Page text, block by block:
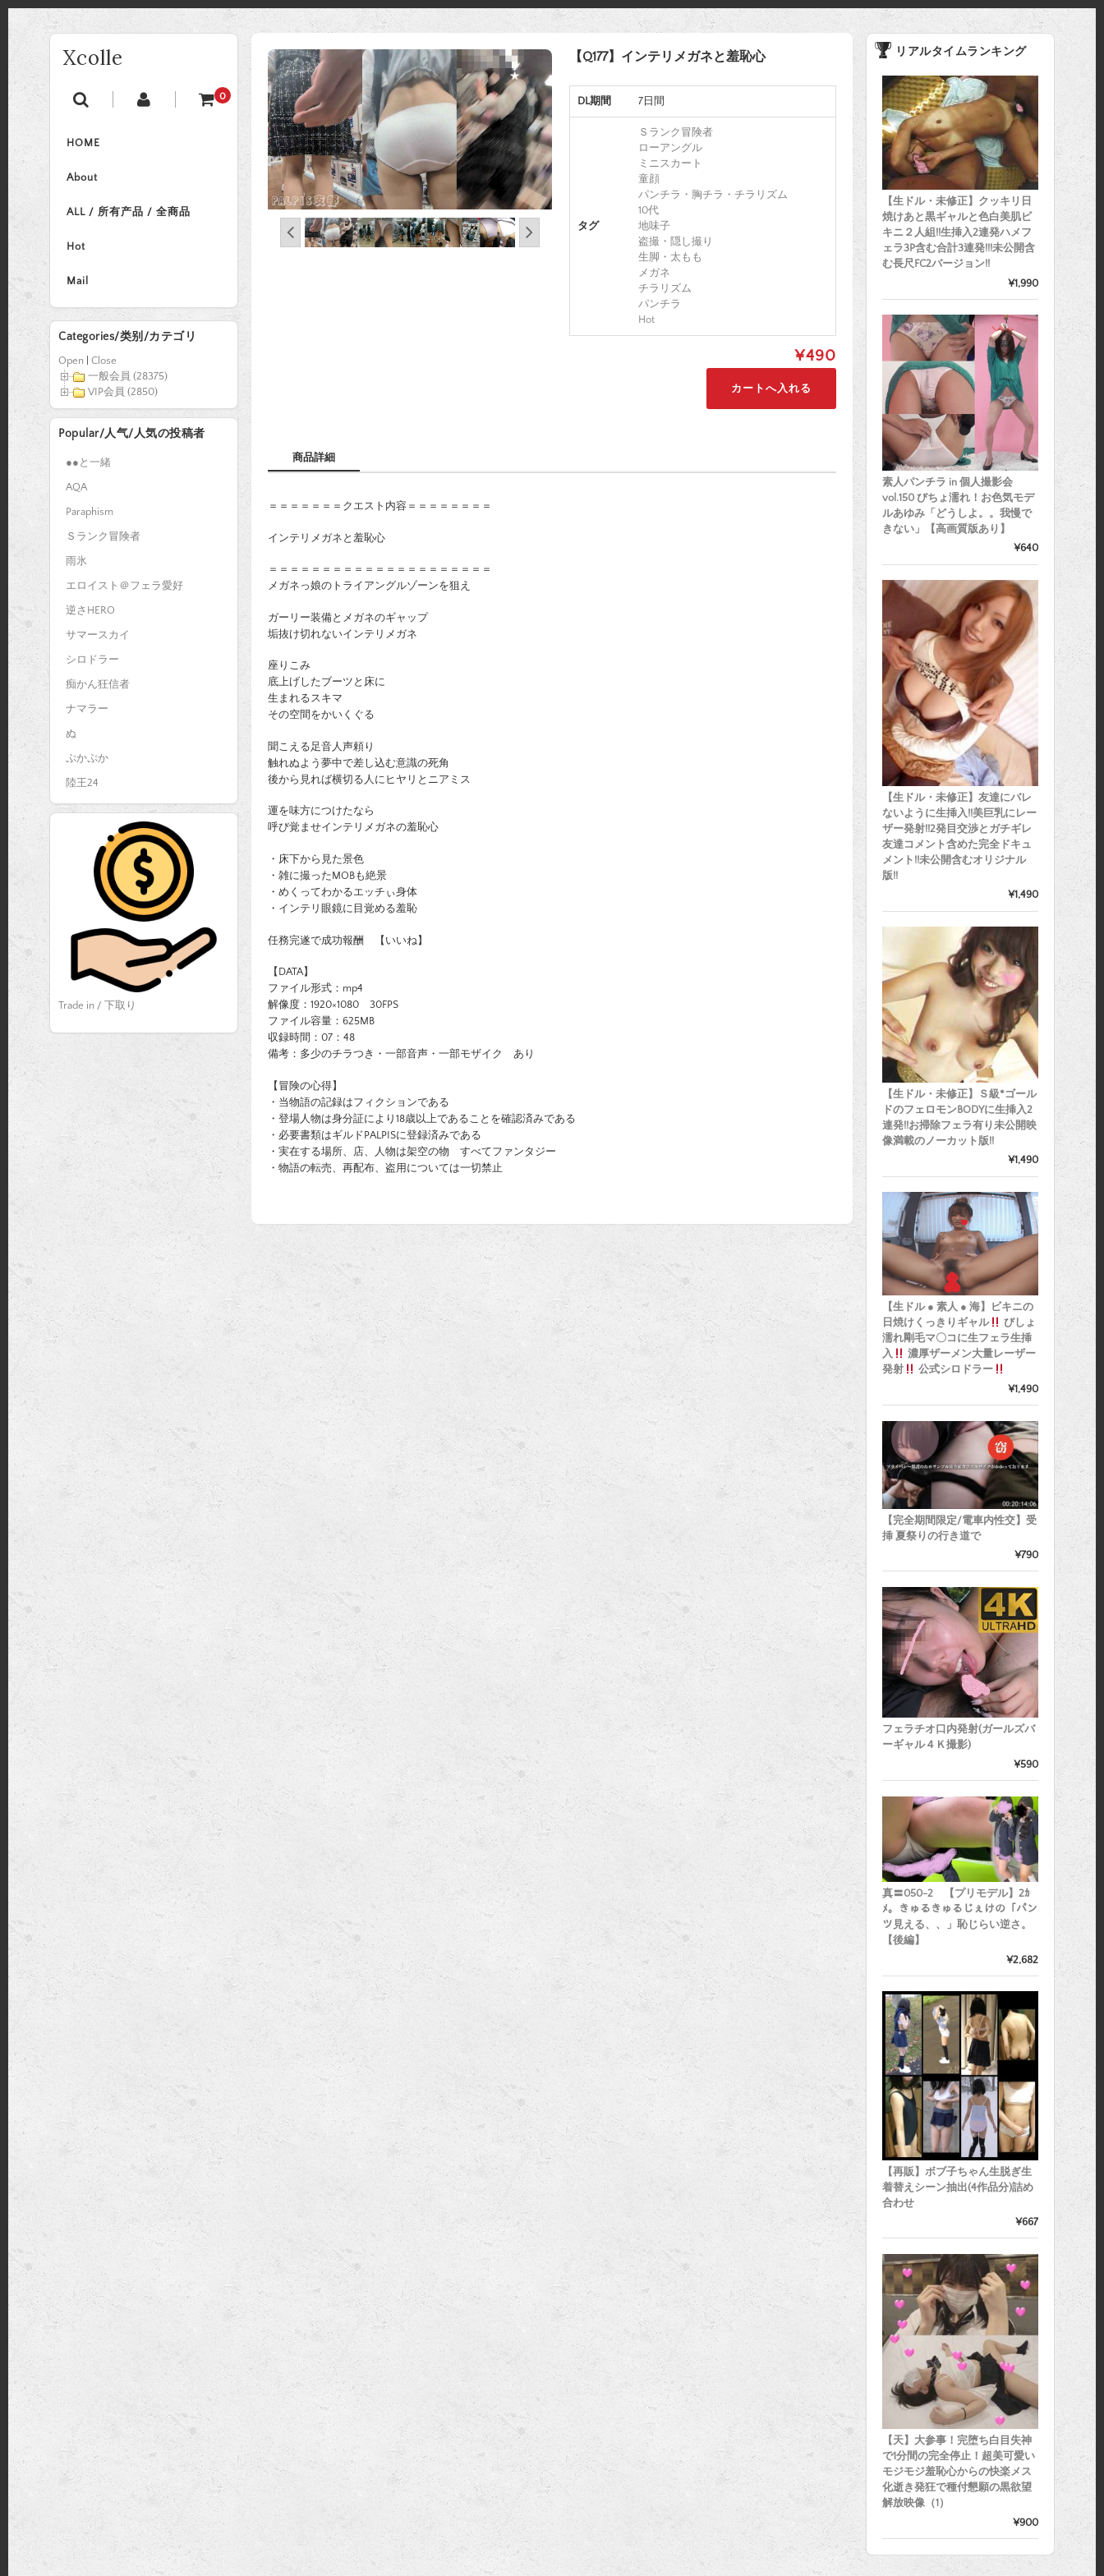
Xcolle
0
HOME
About
ALL / 所有产品 / 全商品
Hot
Mail
【Q177】インテリメガネと羞恥心
DL期間 7日間
タグ
Ｓランク冒険者
ローアングル
ミニスカート
童顔
パンチラ・胸チラ・チラリズム
10代
地味子
盗撮・隠し撮り
生脚・太もも
メガネ
チラリズム
パンチラ
Hot
¥490
商品詳細
＝＝＝＝＝＝＝クエスト内容＝＝＝＝＝＝＝＝
インテリメガネと羞恥心
＝＝＝＝＝＝＝＝＝＝＝＝＝＝＝＝＝＝＝＝＝
メガネっ娘のトライアングルゾーンを狙え
ガーリー装備とメガネのギャップ
垢抜け切れないインテリメガネ
座りこみ
底上げしたブーツと床に
生まれるスキマ
その空間をかいくぐる
聞こえる足音人声頼り
触れぬよう夢中で差し込む意識の死角
後から見れば横切る人にヒヤリとニアミス
運を味方につけたなら
呼び覚ませインテリメガネの羞恥心
・床下から見た景色
・雑に撮ったMOBも絶景
・めくってわかるエッチぃ身体
・インテリ眼鏡に目覚める羞恥
任務完遂で成功報酬 【いいね】
【DATA】
ファイル形式：mp4
解像度：1920×1080 30FPS
ファイル容量：625MB
収録時間：07：48
備考：多少のチラつき・一部音声・一部モザイク あり
【冒険の心得】
・当物語の記録はフィクションである
・登場人物は身分証により18歳以上であることを確認済みである
・必要書類はギルドPALPISに登録済みである
・実在する場所、店、人物は架空の物 すべてファンタジー
・物語の転売、再配布、盗用については一切禁止
リアルタイムランキング
【生ドル・未修正】クッキリ日
焼けあと黒ギャルと色白美肌ビ
キニ２人組!!生挿入2連発ハメフ
ェラ3P含む合計3連発!!!未公開含
む長尺FC2バージョン!!
¥1,990
素人パンチラ in 個人撮影会
vol.150 びちょ濡れ！お色気モデ
ルあゆみ「どうしよ。。我慢で
きない」【高画質版あり】
¥640
【生ドル・未修正】友達にバレ
ないように生挿入!!美巨乳にレー
ザー発射!!2発目交渉とガチギレ
友達コメント含めた完全ドキュ
メント!!未公開含むオリジナル
版!!
¥1,490
【生ドル・未修正】Ｓ級*ゴール
ドのフェロモンBODYに生挿入2
連発!!お掃除フェラ有り未公開映
像満載のノーカット版!!
¥1,490
【生ドル ● 素人 ● 海】ビキニの
日焼けくっきりギャル
びしょ
濡れ剛毛マ〇コに生フェラ生挿
入
濃厚ザーメン大量レーザー
発射
公式シロドラー
¥1,490
【完全期間限定/電車内性交】受
挿 夏祭りの行き道で
¥790
フェラチオ口内発射(ガールズバ
ーギャル４Ｋ撮影)
¥590
真〓050-2 【プリモデル】2ｶ
ﾒ。きゅるきゅるじぇけの「パン
ツ見える、、」恥じらい逆さ。
【後編】
¥2,682
【再販】ボブ子ちゃん生脱ぎ生
着替えシーン抽出(4作品分)詰め
合わせ
¥667
【天】大参事！完堕ち白目失神
で1分間の完全停止！超美可愛い
モジモジ羞恥心からの快楽メス
化逝き発狂で種付懇願の黒欲望
解放映像（1）
¥900
Categories/类别/カテゴリ
Open
Close
一般会員 (28375)
VIP会員 (2850)
Popular/人气/人気の投稿者
●●と一緒
AQA
Paraphism
Ｓランク冒険者
雨氷
エロイスト＠フェラ愛好
逆さHERO
サマースカイ
シロドラー
痴かん狂信者
ナマラー
ぬ
ぷかぷか
陸王24
Trade in / 下取り